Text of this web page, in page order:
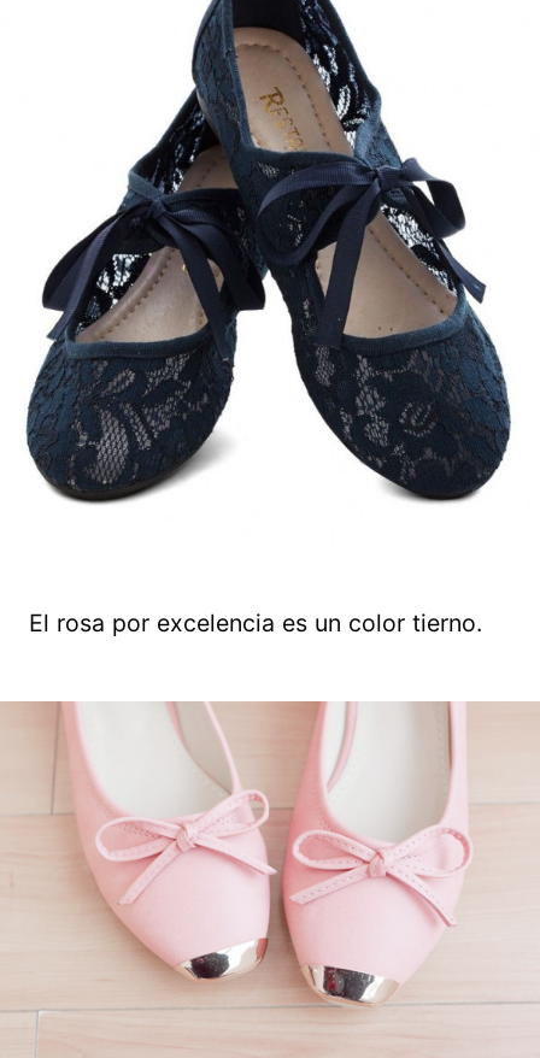
El rosa por excelencia es un color tierno.